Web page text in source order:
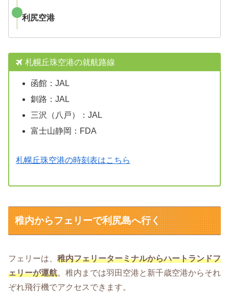
利尻空港
札幌丘珠空港の就航路線
函館：JAL
釧路：JAL
三沢（八戸）：JAL
富士山静岡：FDA
札幌丘珠空港の時刻表はこちら
稚内からフェリーで利尻島へ行く
フェリーは、 稚内フェリーターミナルからハートランドフ
ェリーが運航。稚内までは羽田空港と新千歳空港からそれ
ぞれ飛行機でアクセスできます。